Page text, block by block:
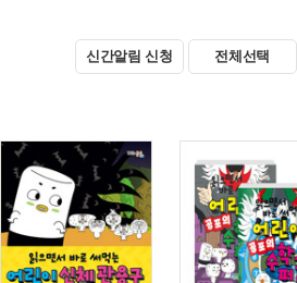
신간알림 신청 전체선택